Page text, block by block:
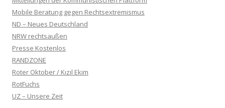
Mobile Beratung gegen Rechtsextremismus
ND – Neues Deutschland
NRW rechtsaußen
Presse Kostenlos
RANDZONE
Roter Oktober / Kızıl Ekim
RotFuchs
UZ – Unsere Zeit